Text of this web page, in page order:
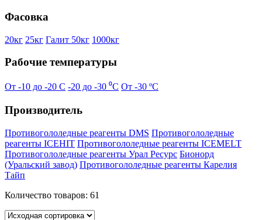
Фасовка
20кг 25кг Галит 50кг 1000кг
Рабочие температуры
От -10 до -20 C -20 до -30 ⁰С От -30 ºC
Производитель
Противогололедные реагенты DMS Противогололедные
реагенты ICEHIT Противогололедные реагенты ICEMELT
Противогололедные реагенты Урал Ресурс Бионорд
(Уральский завод) Противогололедные реагенты Карелия
Тайп
Количество товаров: 61